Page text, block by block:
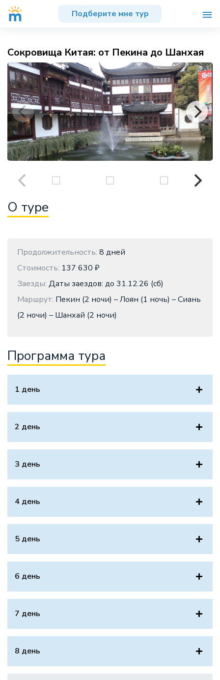
Подберите мне тур
Сокровища Китая: от Пекина до Шанхая
О туре
Продолжительность: 8 дней
Стоимость: 137 630 ₽
Заезды: Даты заездов: до 31.12.26 (сб)
Маршрут: Пекин (2 ночи) – Лоян (1 ночь) – Сиань
(2 ночи) – Шанхай (2 ночи)
Программа тура
1 день
2 день
3 день
4 день
5 день
6 день
7 день
8 день